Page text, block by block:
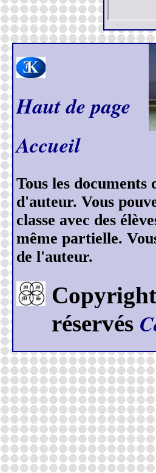
Haut de page
Accueil
Tous les
d'auteur. Vous
classe avec des
même partielle.
de l'auteur.
réservés